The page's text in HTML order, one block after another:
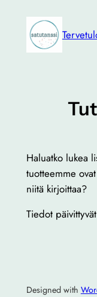
sisältöön
Haluatko lukea
tuotteemme
niitä kirjoittaa?
Tiedot
Designed with